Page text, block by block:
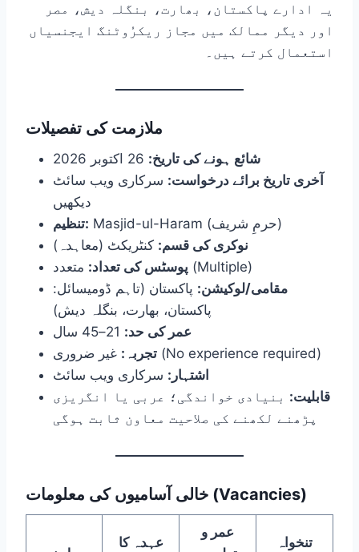
یہ ادارے پاکستان، بھارت، بنگلہ دیش، مصر
اور دیگر ممالک میں مجاز ریکرُوٹنگ ایجنسیاں
استعمال کرتے ہیں۔
ملازمت کی تفصیلات
شائع ہونے کی تاریخ:
آخری تاریخ برائے درخواست: سرکاری ویب سائٹ
دیکھیں
تنظیم:
Masjid-ul-Haram (حرمِ شریف)
نوکری کی قسم: کنٹریکٹ (معاہدہ)
پوسٹس کی تعداد: متعدد (Multiple)
مقامی/لوکیشن: پاکستان (تاہم ڈومیسائل:
پاکستان، بھارت، بنگلہ دیش)
عمر کی حد:
تجربہ: غیر ضروری (No experience required)
اشتہار: سرکاری ویب سائٹ
قابلیت: بنیادی خواندگی؛ عربی یا انگریزی
پڑھنے لکھنے کی صلاحیت معاون ثابت ہوگی
خالی آسامیوں کی معلومات (Vacancies)
عہدہ کا
عمر و
تنخواہ